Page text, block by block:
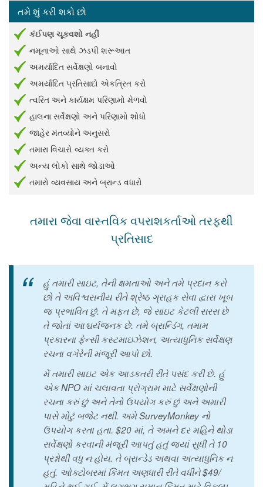
તમે શું કરી શકો છો
કંઈપણ ચૂકવશો નહીં
નમૂનાઓ સાથે ઝડપી શરૂઆત
અમર્યાદિત સર્વેક્ષણો બનાવો
અમર્યાદિત પ્રતિસાદો એકત્રિત કરો
ત્વરિત અને કાર્યક્ષમ પરિણામો મેળવો
હાલના સર્વેક્ષણો અને પરિણામો શોધો
જાહેર મંતવ્યોને અનુસરો
તમારા વિચારો વ્યક્ત કરો
અન્ય લોકો સાથે જોડાઓ
તમારો વ્યવસાય અને બ્રાન્ડ વધારો
તમારા જેવા વાસ્તવિક વપરાશકર્તાઓ તરફથી
પ્રતિસાદ
હું તમારી સાઇટ, તેની ક્ષમતાઓ અને તમે પ્રદાન કરો
છો તે અવિશ્વસનીય રીતે શ્રેષ્ઠ ગ્રાહક સેવા દ્વારા ખૂબ
જ પ્રભાવિત છું. તે મફત છે, જે સાઇટ કેટલી સરસ છે
તે જોતાં આશ્ચર્યજનક છે. તમે બ્રાન્ડિંગ, તમામ
પ્રકારના ફેન્સી કસ્ટમાઇઝેશન, અત્યાધુનિક સર્વેક્ષણ
રચના વગેરેની મંજૂરી આપો છો.
મેં તમારી સાઇટ એક આડકતરી રીતે પસંદ કરી છે. હું
એક NPO માં ચલાવતા પ્રોગ્રામ માટે સર્વેક્ષણોની
રચના કરું છું અને તેનો ઉપયોગ કરું છું અને અમારી
પાસે મોટું બજેટ નથી. અમે SurveyMonkey નો
ઉપયોગ કરતા હતા. $20 માં, તે અમને દર મહિને થોડા
સર્વેક્ષણો કરવાની મંજૂરી આપતું હતું જ્યાં સુધી તે 10
પ્રશ્નોથી વધુ ન હોય. તે બ્રાન્ડેડ અથવા અત્યાધુનિક ન
હતું. ઓક્ટોબરમાં કિંમત અણધારી રીતે વધીને $49/